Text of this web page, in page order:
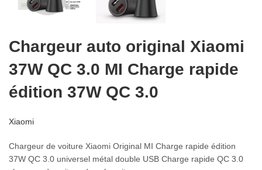
Chargeur auto original Xiaomi
37W QC 3.0 MI Charge rapide
édition 37W QC 3.0
Xiaomi
Chargeur de voiture Xiaomi Original MI Charge rapide édition
37W QC 3.0 universel métal double USB Charge rapide QC 3.0